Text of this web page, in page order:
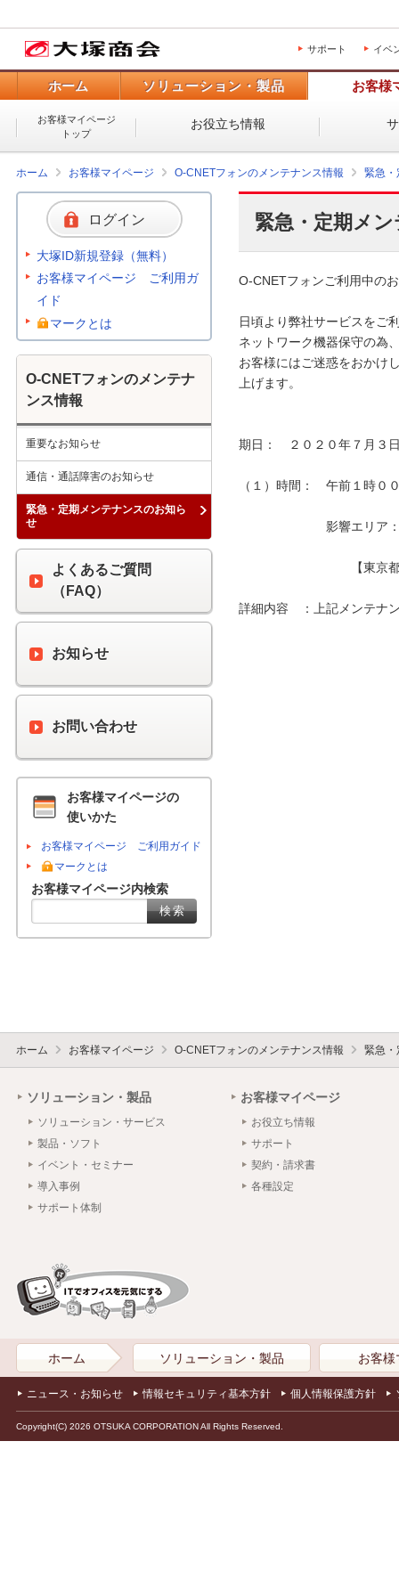
サポート イベ
ホーム ソリューション・製品 お客様
お客様マイページ
トップ
お役立ち情報
ホーム お客様マイページ O-CNETフォンのメンテナンス情報 緊急・
緊急・定期メ
O-CNETフォンご利用中の
日頃より弊社サービスをご
ネットワーク機器保守の為
お客様にはご迷惑をおかけ
上げます。
期日：　２０２０年７月３
（１）時間：　午前１時０
影響エリア：　下記
【東
詳細内容　：上記メンテナ
ログイン
大塚ID新規登録（無料）
お客様マイページ ご利用ガ
イド
マークとは
O-CNETフォンのメンテナ
ンス情報
重要なお知らせ
通信・通話障害のお知らせ
緊急・定期メンテナンスのお知ら
せ
よくあるご質問
（FAQ）
お知らせ
お問い合わせ
お客様マイページの
使いかた
お客様マイページ ご利用ガイド
マークとは
お客様マイページ内検索
ホーム お客様マイページ O-CNETフォンのメンテナンス情報 緊急・
ソリューション・製品
ソリューション・サービス
製品・ソフト
イベント・セミナー
導入事例
サポート体制
お客様マイページ
お役立ち情報
サポート
契約・請求書
各種設定
ホーム ソリューション・製品 お客様
ニュース・お知らせ 情報セキュリティ基本方針 個人情報保護方針
Copyright(C) 2026 OTSUKA CORPORATION All Rights Reserved.